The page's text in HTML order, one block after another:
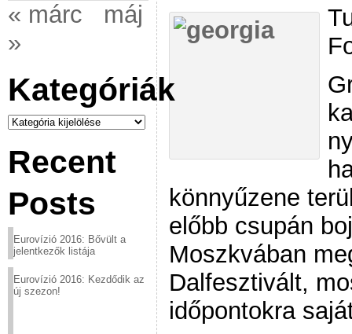
« márc
máj
»
Kategóriák
Kategóriák
Recent
Posts
Eurovízió 2016: Bővült a
jelentkezők listája
Eurovízió 2016: Kezdődik az
új szezon!
könnyűzene
előbb csupán
Moszkvában
Dalfesztivált,
időpontokra